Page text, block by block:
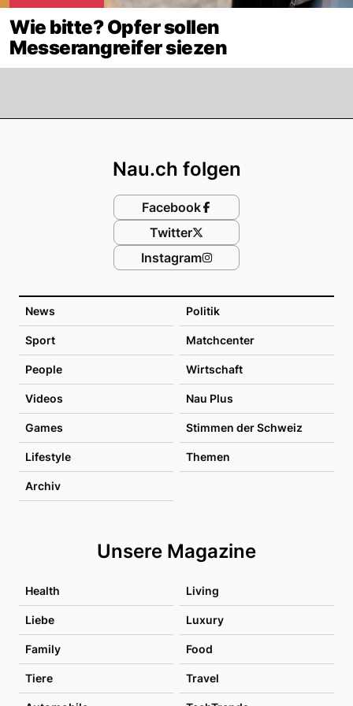
Wie bitte? Opfer sollen
Messerangreifer siezen
News Politik
Sport Matchcenter
People Wirtschaft
Videos Nau Plus
Games Stimmen der Schweiz
Lifestyle Themen
Archiv
Unsere Magazine
Health Living
Liebe Luxury
Family Food
Tiere Travel
Nau.ch folgen
Facebook
Twitter
Instagram